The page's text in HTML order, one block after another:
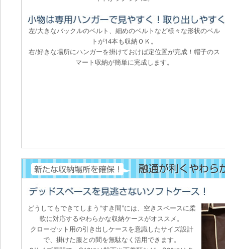
左/大きなバックルのベルト、細めのベルトなど様々な形状のベル
トが14本も収納ＯＫ。
右/好きな場所にハンガーを掛けておけば定位置が完成！帽子のス
マート収納が簡単に完成します。
どうしてもできてしまう“すき間”には、空きスペースに柔
軟に対応するやわらかな収納ケースがオススメ。
クローゼット用の引き出しケースを意識したサイズ設計
で、掛けた服との間を無駄なく活用できます。